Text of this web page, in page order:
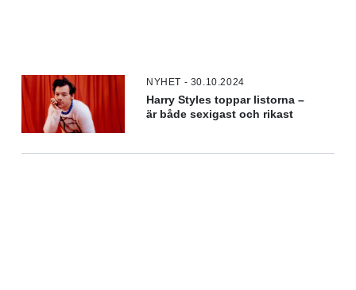
NYHET - 30.10.2024
Harry Styles toppar listorna –
är både sexigast och rikast